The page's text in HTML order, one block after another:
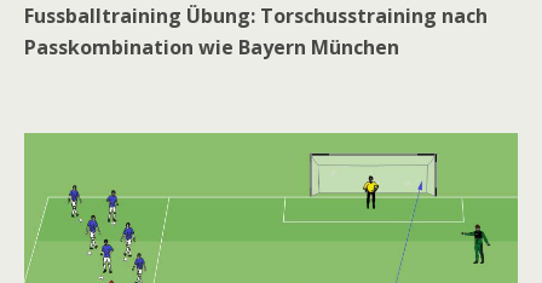
Fussballtraining Übung: Torschusstraining nach
Passkombination wie Bayern München